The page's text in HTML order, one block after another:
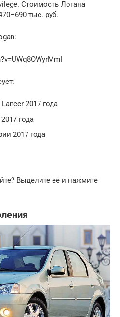
Стоимость Логана
тыс. руб.
2017 года
года
2017 года
Выделите ее и нажмите